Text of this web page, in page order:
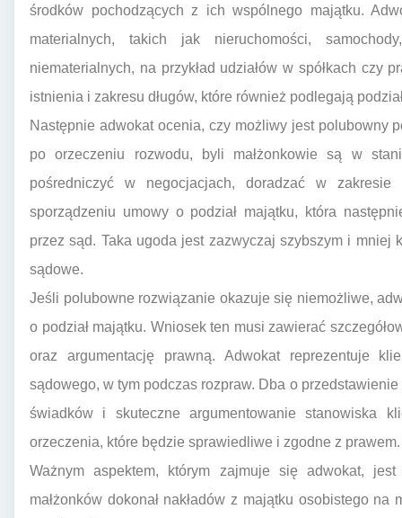
środków pochodzących z ich wspólnego majątku.
materialnych, takich jak nieruchomości,
niematerialnych, na przykład udziałów w spółkach czy
istnienia i zakresu długów, które również podlegają
Następnie adwokat ocenia, czy możliwy jest polubowny
po orzeczeniu rozwodu, byli małżonkowie są w
pośredniczyć w negocjacjach, doradzać w
sporządzeniu umowy o podział majątku, która
przez sąd. Taka ugoda jest zazwyczaj szybszym i mniej
sądowe.
Jeśli polubowne rozwiązanie okazuje się niemożliwe,
o podział majątku. Wniosek ten musi zawierać
oraz argumentację prawną. Adwokat reprezentuje
sądowego, w tym podczas rozpraw. Dba o
świadków i skuteczne argumentowanie stanowiska
orzeczenia, które będzie sprawiedliwe i zgodne z prawem.
Ważnym aspektem, którym zajmuje się adwokat,
małżonków dokonał nakładów z majątku osobistego